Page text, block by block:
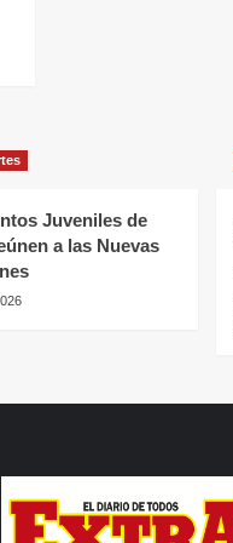
Juveniles de
a las Nuevas